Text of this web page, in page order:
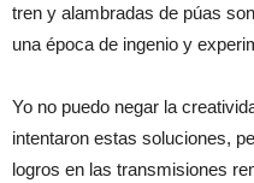
tren y alambradas de púas
una época de ingenio y
Yo no puedo negar la
intentaron estas soluciones,
logros en las transmisiones